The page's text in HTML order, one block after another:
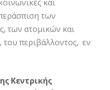
και
των
των ατομικών και
περιβάλλοντος, εν
Κεντρικής